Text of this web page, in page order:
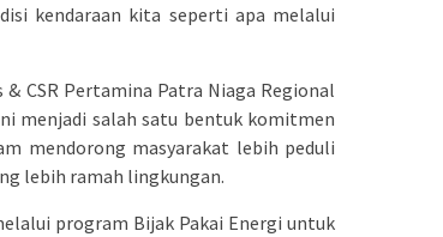
kendaraan kita seperti apa melalui
CSR Pertamina Patra Niaga Regional
menjadi salah satu bentuk komitmen
mendorong masyarakat lebih peduli
lebih ramah lingkungan.
program Bijak Pakai Energi untuk